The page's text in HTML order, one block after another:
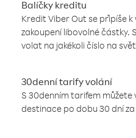
Balíčky kreditu
Kredit Viber Out se připíše
zakoupení libovolné částky.
volat na jakékoli číslo na
30denní tarify volání
S 30denním tarifem
destinace po dobu 30 dní za